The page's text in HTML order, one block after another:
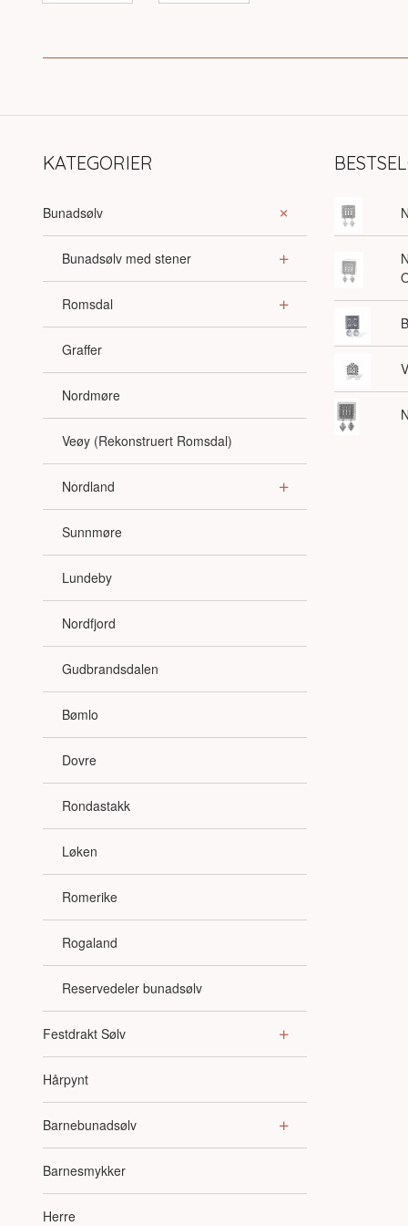
KATEGORIER
Bunadsølv
Bunadsølv med stener
Romsdal
Graffer
Nordmøre
Veøy (Rekonstruert Romsdal)
Nordland
Sunnmøre
Lundeby
Nordfjord
Gudbrandsdalen
Bømlo
Dovre
Rondastakk
Løken
Romerike
Rogaland
Reservedeler bunadsølv
Festdrakt Sølv
Hårpynt
Barnebunadsølv
Barnesmykker
Herre